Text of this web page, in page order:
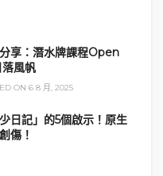
享：潛水牌課程Open
風帆
ON 6 8 月, 2025
日記」的5個啟示！原生
傷！